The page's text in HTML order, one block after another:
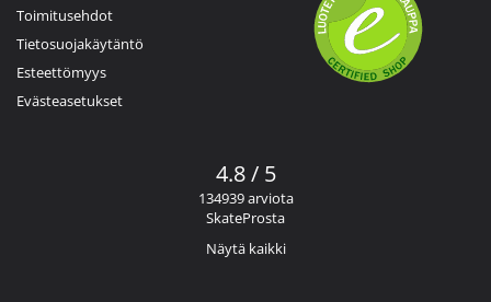
Toimitusehdot
Tietosuojakäytäntö
Esteettömyys
Evästeasetukset
4.8 / 5
134939 arviota
SkateProsta
Näytä kaikki